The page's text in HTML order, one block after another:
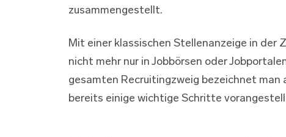
zusammengestellt.
Mit einer klassischen Stellenanzeige in der
nicht mehr nur in Jobbörsen oder
gesamten Recruitingzweig bezeichnet man
bereits einige wichtige Schritte